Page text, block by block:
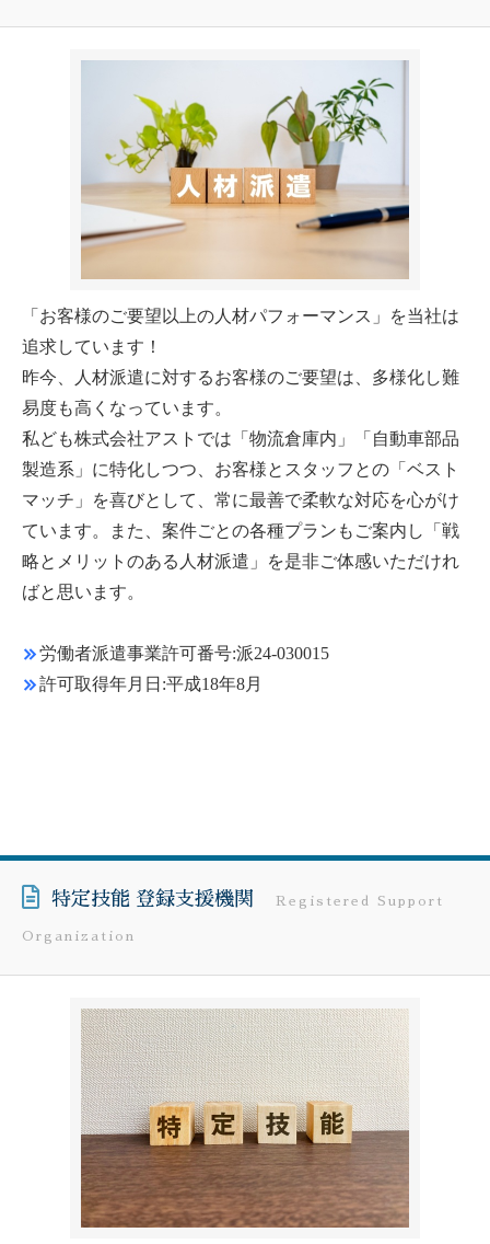
「お客様のご要望以上の人材パフォーマンス」を当社は
追求しています！
昨今、人材派遣に対するお客様のご要望は、多様化し難
易度も高くなっています。
私ども株式会社アストでは「物流倉庫内」「自動車部品
製造系」に特化しつつ、お客様とスタッフとの「ベスト
マッチ」を喜びとして、常に最善で柔軟な対応を心がけ
ています。また、案件ごとの各種プランもご案内し「戦
略とメリットのある人材派遣」を是非ご体感いただけれ
ばと思います。
労働者派遣事業許可番号:派24-030015
許可取得年月日:平成18年8月
特定技能 登録支援機関 Registered Support
Organization